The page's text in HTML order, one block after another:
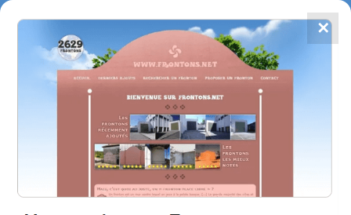
FRONTONS.NET
RECHERCHER UN FRONTON
4867
frontons
✕